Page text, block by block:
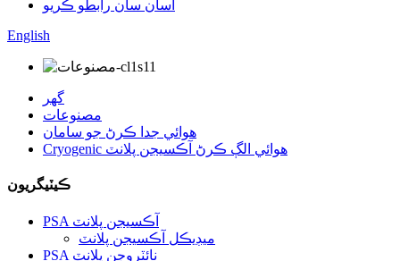
اسان سان رابطو ڪريو
English
گهر
مصنوعات
هوائي جدا ڪرڻ جو سامان
Cryogenic هوائي الڳ ڪرڻ آڪسيجن پلانٽ
ڪيٽيگريون
PSA آڪسيجن پلانٽ
ميڊيڪل آڪسيجن پلانٽ
PSA نائٽروجن پلانٽ